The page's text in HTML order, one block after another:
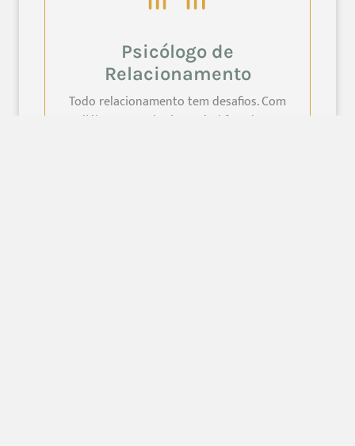
Psicólogo de
Relacionamento
Todo relacionamento tem desafios. Com
diálogo e apoio, é possível fortalecer